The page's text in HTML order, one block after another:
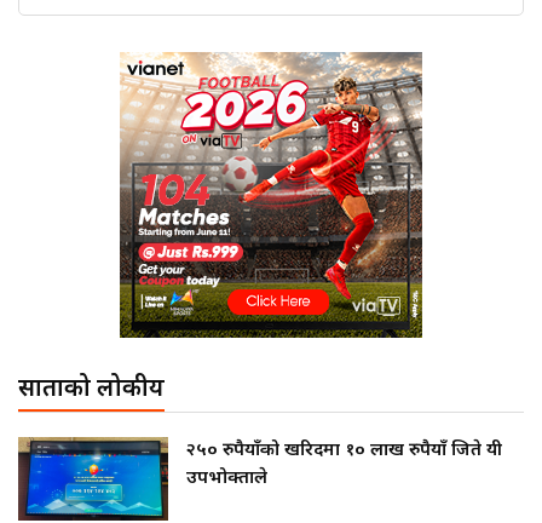
साताको लोकप्रीय
२५० रुपैयाँको खरिदमा १० लाख रुपैयाँ जिते यी
उपभोक्ताले